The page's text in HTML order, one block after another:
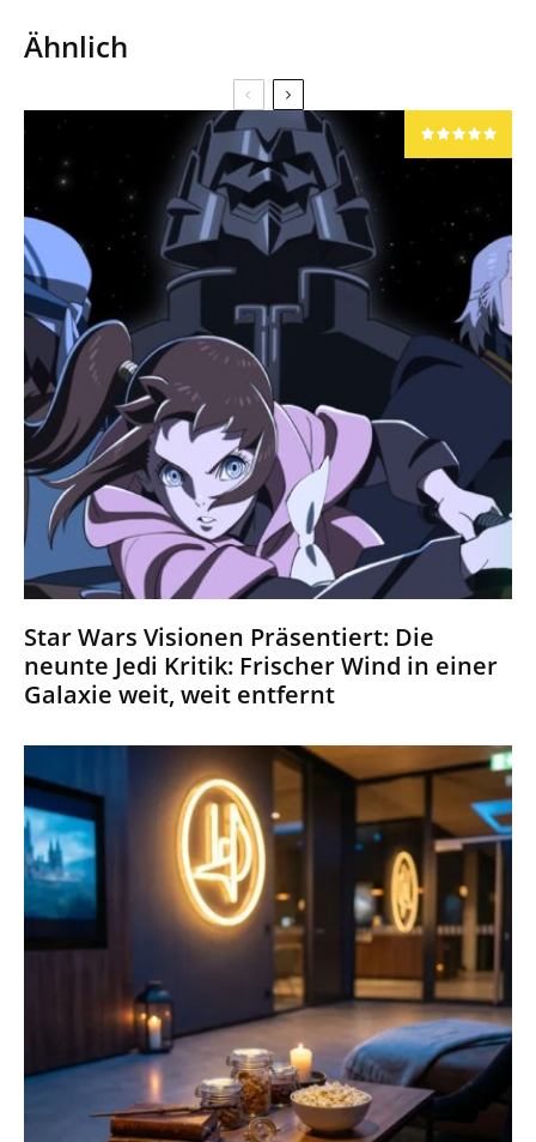
Ähnlich
Star Wars Visionen Präsentiert: Die
neunte Jedi Kritik: Frischer Wind in einer
Galaxie weit, weit entfernt